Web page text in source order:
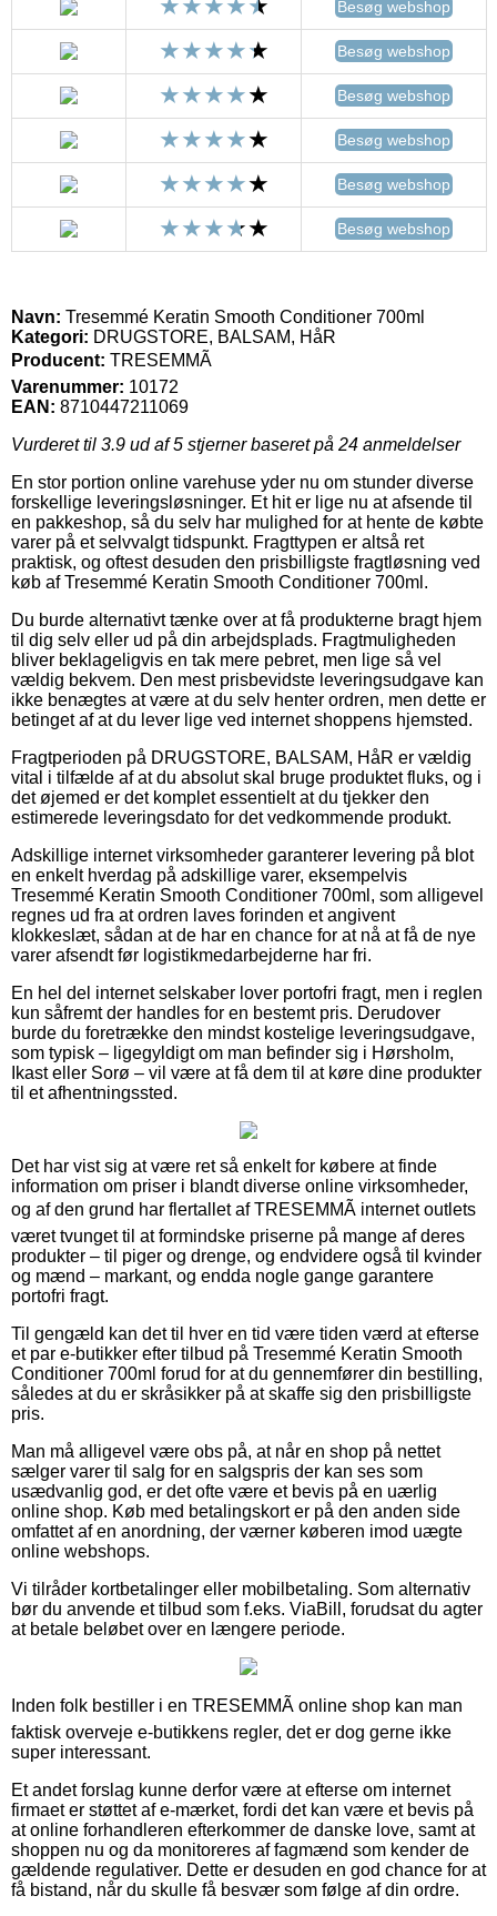
Besøg webshop
Besøg webshop
Besøg webshop
Besøg webshop
Besøg webshop
Besøg webshop
Navn: Tresemmé Keratin Smooth Conditioner 700ml
Kategori: DRUGSTORE, BALSAM, HåR
Producent: TRESEMMÃ
Varenummer: 10172
EAN: 8710447211069
Vurderet til 3.9 ud af 5 stjerner baseret på 24 anmeldelser
En stor portion online varehuse yder nu om stunder diverse
forskellige leveringsløsninger. Et hit er lige nu at afsende til
en pakkeshop, så du selv har mulighed for at hente de købte
varer på et selvvalgt tidspunkt. Fragttypen er altså ret
praktisk, og oftest desuden den prisbilligste fragtløsning ved
køb af Tresemmé Keratin Smooth Conditioner 700ml.
Du burde alternativt tænke over at få produkterne bragt hjem
til dig selv eller ud på din arbejdsplads. Fragtmuligheden
bliver beklageligvis en tak mere pebret, men lige så vel
vældig bekvem. Den mest prisbevidste leveringsudgave kan
ikke benægtes at være at du selv henter ordren, men dette er
betinget af at du lever lige ved internet shoppens hjemsted.
Fragtperioden på DRUGSTORE, BALSAM, HåR er vældig
vital i tilfælde af at du absolut skal bruge produktet fluks, og i
det øjemed er det komplet essentielt at du tjekker den
estimerede leveringsdato for det vedkommende produkt.
Adskillige internet virksomheder garanterer levering på blot
en enkelt hverdag på adskillige varer, eksempelvis
Tresemmé Keratin Smooth Conditioner 700ml, som alligevel
regnes ud fra at ordren laves forinden et angivent
klokkeslæt, sådan at de har en chance for at nå at få de nye
varer afsendt før logistikmedarbejderne har fri.
En hel del internet selskaber lover portofri fragt, men i reglen
kun såfremt der handles for en bestemt pris. Derudover
burde du foretrække den mindst kostelige leveringsudgave,
som typisk – ligegyldigt om man befinder sig i Hørsholm,
Ikast eller Sorø – vil være at få dem til at køre dine produkter
til et afhentningssted.
Det har vist sig at være ret så enkelt for købere at finde
information om priser i blandt diverse online virksomheder,
og af den grund har flertallet af TRESEMMÃ internet outlets
været tvunget til at formindske priserne på mange af deres
produkter – til piger og drenge, og endvidere også til kvinder
og mænd – markant, og endda nogle gange garantere
portofri fragt.
Til gengæld kan det til hver en tid være tiden værd at efterse
et par e-butikker efter tilbud på Tresemmé Keratin Smooth
Conditioner 700ml forud for at du gennemfører din bestilling,
således at du er skråsikker på at skaffe sig den prisbilligste
pris.
Man må alligevel være obs på, at når en shop på nettet
sælger varer til salg for en salgspris der kan ses som
usædvanlig god, er det ofte være et bevis på en uærlig
online shop. Køb med betalingskort er på den anden side
omfattet af en anordning, der værner køberen imod uægte
online webshops.
Vi tilråder kortbetalinger eller mobilbetaling. Som alternativ
bør du anvende et tilbud som f.eks. ViaBill, forudsat du agter
at betale beløbet over en længere periode.
Inden folk bestiller i en TRESEMMÃ online shop kan man
faktisk overveje e-butikkens regler, det er dog gerne ikke
super interessant.
Et andet forslag kunne derfor være at efterse om internet
firmaet er støttet af e-mærket, fordi det kan være et bevis på
at online forhandleren efterkommer de danske love, samt at
shoppen nu og da monitoreres af fagmænd som kender de
gældende regulativer. Dette er desuden en god chance for at
få bistand, når du skulle få besvær som følge af din ordre.